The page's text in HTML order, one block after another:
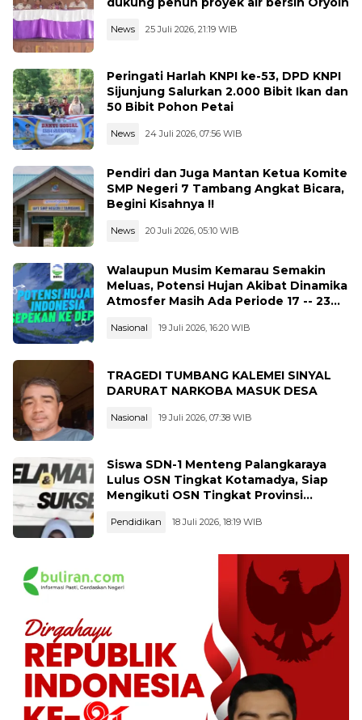
News 25 Juli 2026, 21:19 WIB
Peringati Harlah KNPI ke-53, DPD KNPI
Sijunjung Salurkan 2.000 Bibit Ikan dan
50 Bibit Pohon Petai
News 24 Juli 2026, 07:56 WIB
Pendiri dan Juga Mantan Ketua Komite
SMP Negeri 7 Tambang Angkat Bicara,
Begini Kisahnya !!
News 20 Juli 2026, 05:10 WIB
Walaupun Musim Kemarau Semakin
Meluas, Potensi Hujan Akibat Dinamika
Atmosfer Masih Ada Periode 17 -- 23
Nasional 19 Juli 2026, 16:20 WIB
TRAGEDI TUMBANG KALEMEI SINYAL
DARURAT NARKOBA MASUK DESA
Nasional 19 Juli 2026, 07:38 WIB
Siswa SDN-1 Menteng Palangkaraya
Lulus OSN Tingkat Kotamadya, Siap
Mengikuti OSN Tingkat Provinsi
Pendidikan 18 Juli 2026, 18:19 WIB